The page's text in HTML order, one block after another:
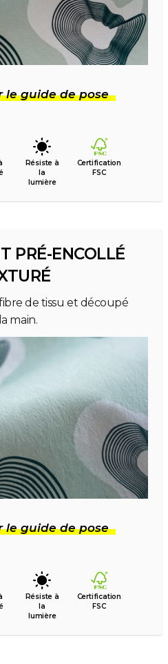
le guide de pose
Résiste à
la
lumière
Certification
FSC
PRÉ-ENCOLLÉ
de tissu et découpé
main.
le guide de pose
Résiste à
la
lumière
Certification
FSC